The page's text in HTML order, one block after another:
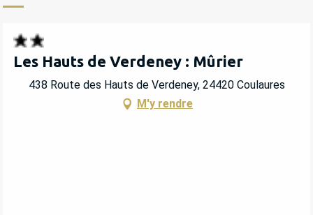
Les Hauts de Verdeney : Mûrier
438 Route des Hauts de Verdeney, 24420 Coulaures
M'y rendre